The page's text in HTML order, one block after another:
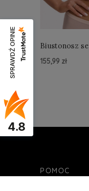
Biustonosz
155,99 zł
POMOC
SPRAWDŹ OPINIE
4.8